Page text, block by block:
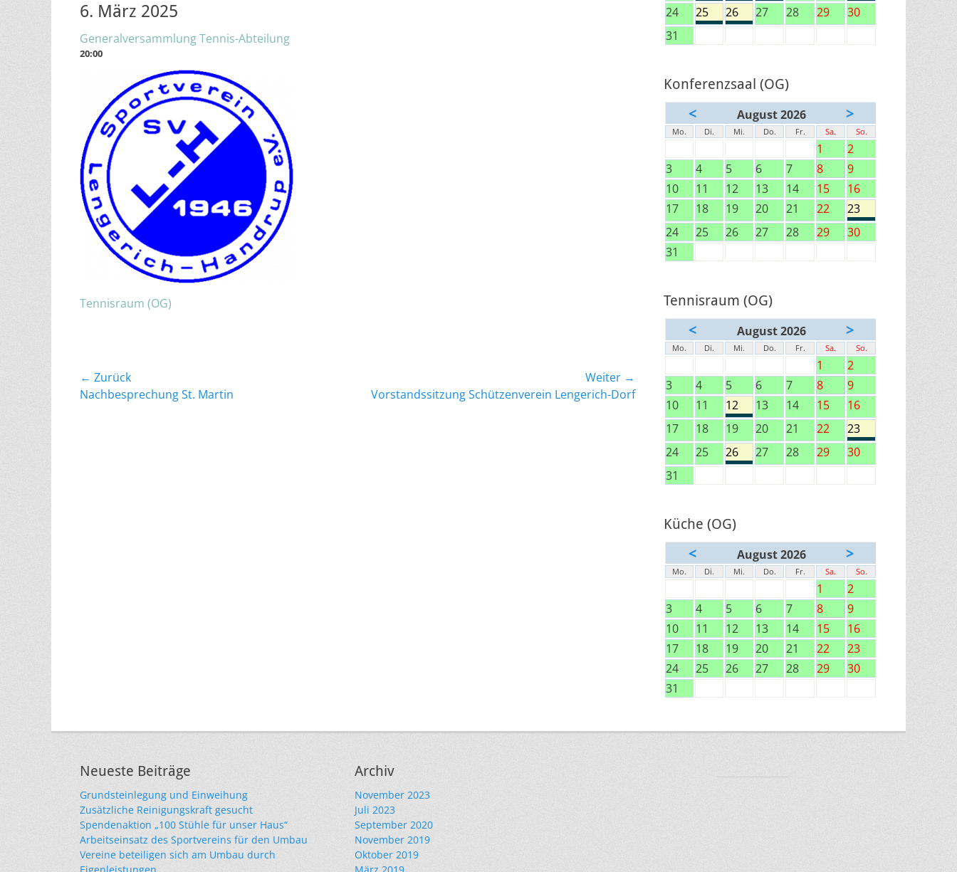
6. März 2025
Generalversammlung Tennis-Abteilung
20:00
Tennisraum (OG)
Beitragsnavigation
← Zurück
Vorheriger
Nachbesprechung St. Martin
Weiter →
Nächster
Vorstandssitzung Schützenverein Lengerich-Dorf
24
25 26 27 28 29
30
31
Konferenzsaal (OG)
< August 2026 >
Mo. Di. Mi. Do. Fr. Sa. So.
1
2
3
4 5 6 7 8
9
10
11 12 13 14 15
16
17
18 19 20 21 22
23
24
25 26 27 28 29
30
31
Tennisraum (OG)
< August 2026 >
Mo. Di. Mi. Do. Fr. Sa. So.
1
2
3
4 5 6 7 8
9
10
11 12 13 14 15
16
17
18 19 20 21 22
23
24
25 26 27 28 29
30
31
Küche (OG)
< August 2026 >
Mo. Di. Mi. Do. Fr. Sa. So.
1
2
3
4 5 6 7 8
9
10
11 12 13 14 15
16
17
18 19 20 21 22
23
24
25 26 27 28 29
30
31
Neueste Beiträge
Grundsteinlegung und Einweihung
Zusätzliche Reinigungskraft gesucht
Spendenaktion „100 Stühle für unser Haus“
Arbeitseinsatz des Sportvereins für den Umbau
Vereine beteiligen sich am Umbau durch
Archiv
November 2023
Juli 2023
September 2020
November 2019
Oktober 2019